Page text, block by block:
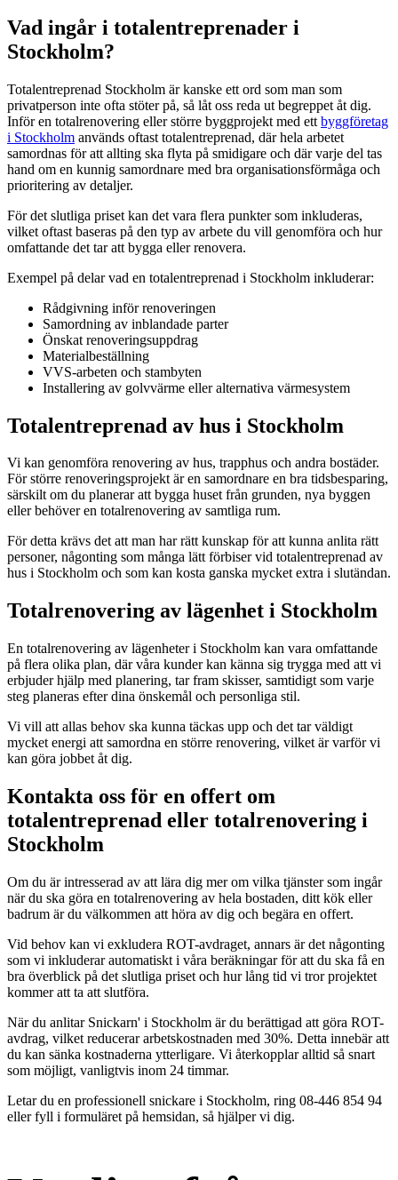
Vad ingår i totalentreprenader i
Stockholm?
Totalentreprenad Stockholm är kanske ett ord som man som
privatperson inte ofta stöter på, så låt oss reda ut begreppet åt dig.
Inför en totalrenovering eller större byggprojekt med ett byggföretag
i Stockholm används oftast totalentreprenad, där hela arbetet
samordnas för att allting ska flyta på smidigare och där varje del tas
hand om en kunnig samordnare med bra organisationsförmåga och
prioritering av detaljer.
För det slutliga priset kan det vara flera punkter som inkluderas,
vilket oftast baseras på den typ av arbete du vill genomföra och hur
omfattande det tar att bygga eller renovera.
Exempel på delar vad en totalentreprenad i Stockholm inkluderar:
Rådgivning inför renoveringen
Samordning av inblandade parter
Önskat renoveringsuppdrag
Materialbeställning
VVS-arbeten och stambyten
Installering av golvvärme eller alternativa värmesystem
Totalentreprenad av hus i Stockholm
Vi kan genomföra renovering av hus, trapphus och andra bostäder.
För större renoveringsprojekt är en samordnare en bra tidsbesparing,
särskilt om du planerar att bygga huset från grunden, nya byggen
eller behöver en totalrenovering av samtliga rum.
För detta krävs det att man har rätt kunskap för att kunna anlita rätt
personer, någonting som många lätt förbiser vid totalentreprenad av
hus i Stockholm och som kan kosta ganska mycket extra i slutändan.
Totalrenovering av lägenhet i Stockholm
En totalrenovering av lägenheter i Stockholm kan vara omfattande
på flera olika plan, där våra kunder kan känna sig trygga med att vi
erbjuder hjälp med planering, tar fram skisser, samtidigt som varje
steg planeras efter dina önskemål och personliga stil.
Vi vill att allas behov ska kunna täckas upp och det tar väldigt
mycket energi att samordna en större renovering, vilket är varför vi
kan göra jobbet åt dig.
Kontakta oss för en offert om
totalentreprenad eller totalrenovering i
Stockholm
Om du är intresserad av att lära dig mer om vilka tjänster som ingår
när du ska göra en totalrenovering av hela bostaden, ditt kök eller
badrum är du välkommen att höra av dig och begära en offert.
Vid behov kan vi exkludera ROT-avdraget, annars är det någonting
som vi inkluderar automatiskt i våra beräkningar för att du ska få en
bra överblick på det slutliga priset och hur lång tid vi tror projektet
kommer att ta att slutföra.
När du anlitar Snickarn' i Stockholm är du berättigad att göra ROT-
avdrag, vilket reducerar arbetskostnaden med 30%. Detta innebär att
du kan sänka kostnaderna ytterligare. Vi återkopplar alltid så snart
som möjligt, vanligtvis inom 24 timmar.
Letar du en professionell snickare i Stockholm, ring 08-446 854 94
eller fyll i formuläret på hemsidan, så hjälper vi dig.